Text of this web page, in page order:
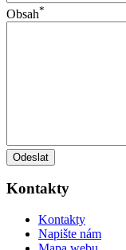
Obsah*
Odeslat
Kontakty
Kontakty
Napište nám